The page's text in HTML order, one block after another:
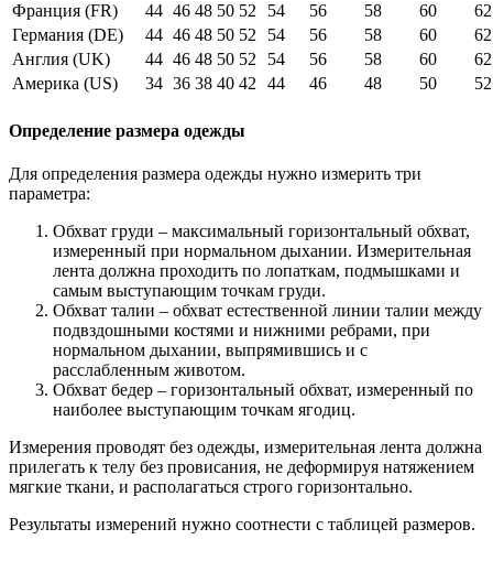
Франция (FR)
44 46 48 50 52 54 56 58 60
62
Германия (DE)
44 46 48 50 52 54 56 58 60
62
Англия (UK)
44 46 48 50 52 54 56 58 60
62
Америка (US)
34 36 38 40 42 44 46 48 50 52
Определение размера одежды
Для определения размера одежды нужно измерить три
параметра:
Обхват груди – максимальный горизонтальный обхват,
измеренный при нормальном дыхании. Измерительная
лента должна проходить по лопаткам, подмышками и
самым выступающим точкам груди.
Обхват талии – обхват естественной линии талии между
подвздошными костями и нижними ребрами, при
нормальном дыхании, выпрямившись и с
расслабленным животом.
Обхват бедер – горизонтальный обхват, измеренный по
наиболее выступающим точкам ягодиц.
Измерения проводят без одежды, измерительная лента должна
прилегать к телу без провисания, не деформируя натяжением
мягкие ткани, и располагаться строго горизонтально.
Результаты измерений нужно соотнести с таблицей размеров.